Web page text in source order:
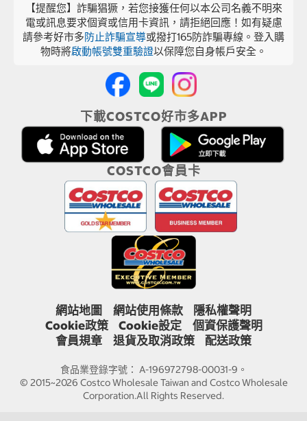
【提醒您】詐騙猖獗，若您接獲任何以本公司名義不明來
電或訊息要求個資或信用卡資訊，請拒絕回應！如有疑慮
請參考好市多防止詐騙宣導或撥打165防詐騙專線。登入購
物時將啟動帳號雙重驗證以保障您自身帳戶安全。
下載COSTCO好市多APP
COSTCO會員卡
網站地圖 網站使用條款
隱私權聲明
Cookie政策
Cookie設定
個資保護聲明
會員規章
退貨及取消政策 配送政策
食品業登錄字號： A-196972798-00031-9。
© 2015~2026 Costco Wholesale Taiwan and Costco Wholesale
Corporation.All Rights Reserved.